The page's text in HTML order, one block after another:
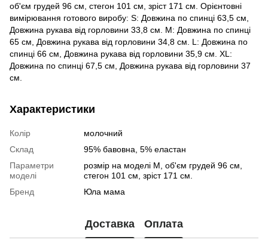
об'єм грудей 96 см, стегон 101 см, зріст 171 см. Орієнтовні
вимірювання готового виробу: S: Довжина по спинці 63,5 см,
Довжина рукава від горловини 33,8 см. M: Довжина по спинці
65 см, Довжина рукава від горловини 34,8 см. L: Довжина по
спинці 66 см, Довжина рукава від горловини 35,9 см. ХL:
Довжина по спинці 67,5 см, Довжина рукава від горловини 37
см.
Характеристики
Колір
молочний
Склад
95% бавовна, 5% еластан
Параметри
моделі
розмір на моделі М, об'єм грудей 96 см,
стегон 101 см, зріст 171 см.
Бренд
Юла мама
Доставка Оплата